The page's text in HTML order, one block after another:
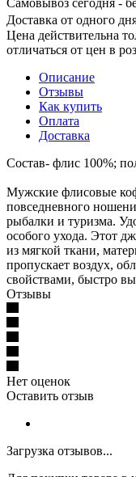
Доставка от одного
Цена действительна
отличаться от цен в
Описание
Отзывы
Как купить
Оплата
Доставка
Состав- флис 100%;
Мужские флисовые
повседневного
рыбалки и туризма.
особого ухода. Этот
из мягкой ткани,
пропускает воздух,
свойствами, быстро
Отзывы
Нет оценок
Оставить отзыв
Загрузка отзывов...